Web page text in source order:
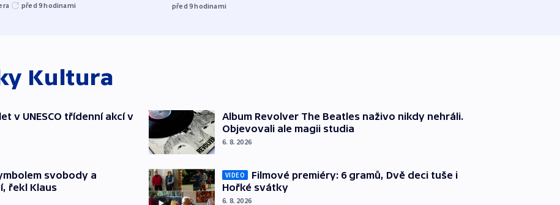
před 9hodinami před 9hodinami
Kultura
v UNESCO třídenní akcí v
svobody a
řekl Klaus
Album Revolver The Beatles naživo nikdy nehráli.
Objevovali ale magii studia
6. 8. 2026
VIDEO
Filmové premiéry: 6 gramů, Dvě deci tuše i
Hořké svátky
6. 8. 2026